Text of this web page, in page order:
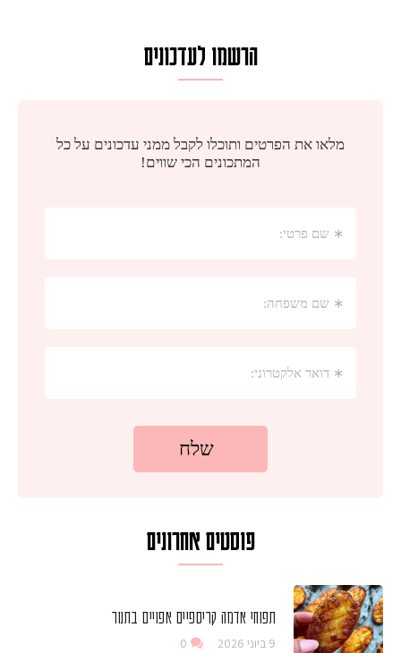
הרשמו לעדכונים
פוסטים אחרונים
תפוחי אדמה קריספיים אפויים בתנור
9 ביוני 2026 0